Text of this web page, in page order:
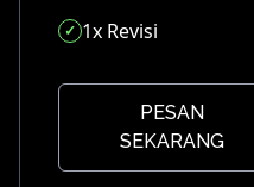
1x Revisi
PESAN
SEKARANG